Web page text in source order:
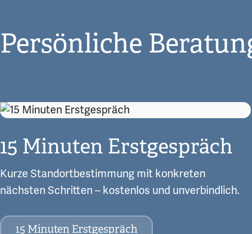
Persönliche
15 Minuten Erstgespräch
Kurze Standortbestimmung mit konkreten
nächsten Schritten – kostenlos und unverbindlich.
15 Minuten Erstgespräch